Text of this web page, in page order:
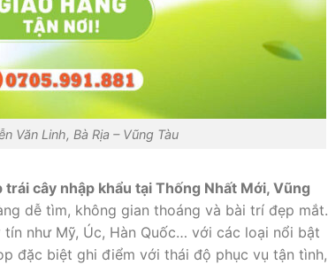
Văn Linh, Bà Rịa – Vũng Tàu
trái cây nhập khẩu tại Thống Nhất Mới, Vũng
dễ tìm, không gian thoáng và bài trí đẹp mắt.
như Mỹ, Úc, Hàn Quốc… với các loại nổi bật
đặc biệt ghi điểm với thái độ phục vụ tận tình,